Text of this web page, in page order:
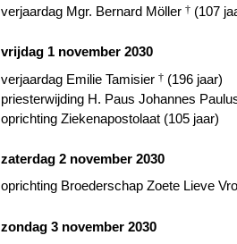
verjaardag Mgr. Bernard Möller † (107
vrijdag 1 november 2030
verjaardag Emilie Tamisier † (196 jaar)
priesterwijding H. Paus Johannes
oprichting Ziekenapostolaat (105 jaar)
zaterdag 2 november 2030
oprichting Broederschap Zoete Lieve
zondag 3 november 2030